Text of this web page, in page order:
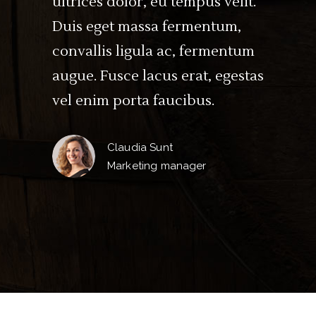
Duis eget massa fermentum,
convallis ligula ac, fermentum
augue. Fusce lacus erat, egestas
vel enim porta faucibus.
Claudia Sunt
Marketing manager